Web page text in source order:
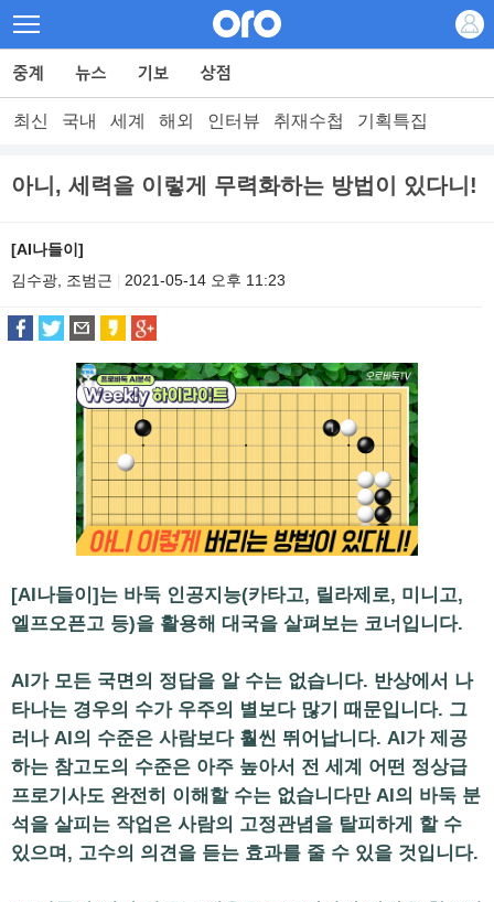
최신 국내 세계 해외 인터뷰 취재수첩 기획특집
아니, 세력을 이렇게 무력화하는 방법이 있다니!
[AI나들이]
김수광, 조범근
2021-05-14 오후 11:23
[AI나들이]는 바둑 인공지능(카타고, 릴라제로, 미니고,
엘프오픈고 등)을 활용해 대국을 살펴보는 코너입니다.
AI가 모든 국면의 정답을 알 수는 없습니다. 반상에서 나
타나는 경우의 수가 우주의 별보다 많기 때문입니다. 그
러나 AI의 수준은 사람보다 훨씬 뛰어납니다. AI가 제공
하는 참고도의 수준은 아주 높아서 전 세계 어떤 정상급
프로기사도 완전히 이해할 수는 없습니다만 AI의 바둑 분
석을 살피는 작업은 사람의 고정관념을 탈피하게 할 수
있으며, 고수의 의견을 듣는 효과를 줄 수 있을 것입니다.